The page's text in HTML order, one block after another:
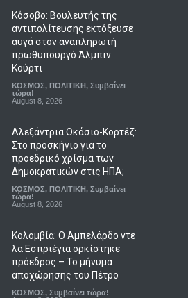
Κόσοβο: Βουλευτής της
αντιπολίτευσης εκτόξευσε
αυγά στον αναπληρωτή
πρωθυπουργό Άλμπιν
Κούρτι
ΚΟΣΜΟΣ, ΠΟΛΙΤΙΚΗ, Συμβαίνει
τώρα!
August 8, 2026
Αλεξάντρια Οκάσιο-Κορτέζ:
Στο προσκήνιο για το
προεδρικό χρίσμα των
Δημοκρατικών στις ΗΠΑ;
ΚΟΣΜΟΣ, ΠΟΛΙΤΙΚΗ, Συμβαίνει
τώρα!
August 8, 2026
Κολομβία: Ο Αμπελάρδο ντε
λα Εσπριέγια ορκίστηκε
πρόεδρος – Το μήνυμα
αποχώρησης του Πέτρο
ΚΟΣΜΟΣ, Συμβαίνει τώρα!